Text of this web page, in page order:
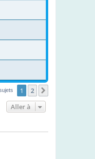
1 2
Aller à